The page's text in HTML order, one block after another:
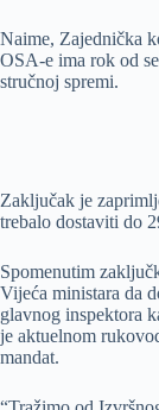
Naime, Zajednička
OSA-e ima rok od
stručnoj spremi.
Zaključak je
trebalo dostaviti do
Spomenutim
Vijeća ministara da
glavnog inspektora
je aktuelnom
mandat.